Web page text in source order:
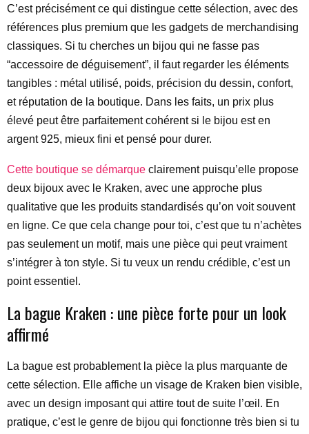
C’est précisément ce qui distingue cette sélection, avec des
références plus premium que les gadgets de merchandising
classiques. Si tu cherches un bijou qui ne fasse pas
“accessoire de déguisement”, il faut regarder les éléments
tangibles : métal utilisé, poids, précision du dessin, confort,
et réputation de la boutique. Dans les faits, un prix plus
élevé peut être parfaitement cohérent si le bijou est en
argent 925, mieux fini et pensé pour durer.
Cette boutique se démarque clairement puisqu’elle propose
deux bijoux avec le Kraken, avec une approche plus
qualitative que les produits standardisés qu’on voit souvent
en ligne. Ce que cela change pour toi, c’est que tu n’achètes
pas seulement un motif, mais une pièce qui peut vraiment
s’intégrer à ton style. Si tu veux un rendu crédible, c’est un
point essentiel.
La bague Kraken : une pièce forte pour un look
affirmé
La bague est probablement la pièce la plus marquante de
cette sélection. Elle affiche un visage de Kraken bien visible,
avec un design imposant qui attire tout de suite l’œil. En
pratique, c’est le genre de bijou qui fonctionne très bien si tu